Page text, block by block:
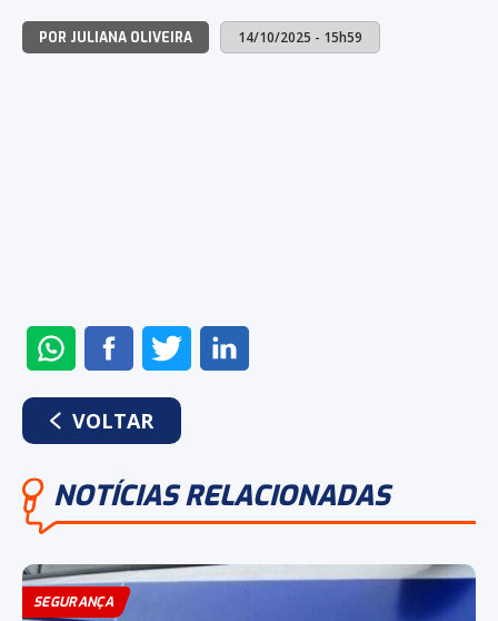
POR JULIANA OLIVEIRA 14/10/2025 - 15h59
ENVIAR
NO
WHATSAPP
COMPARTILHAR
NO
FACEBOOK
COMPARTILHAR
NO
VOLTAR
NOTÍCIAS RELACIONADAS
SEGURANÇA